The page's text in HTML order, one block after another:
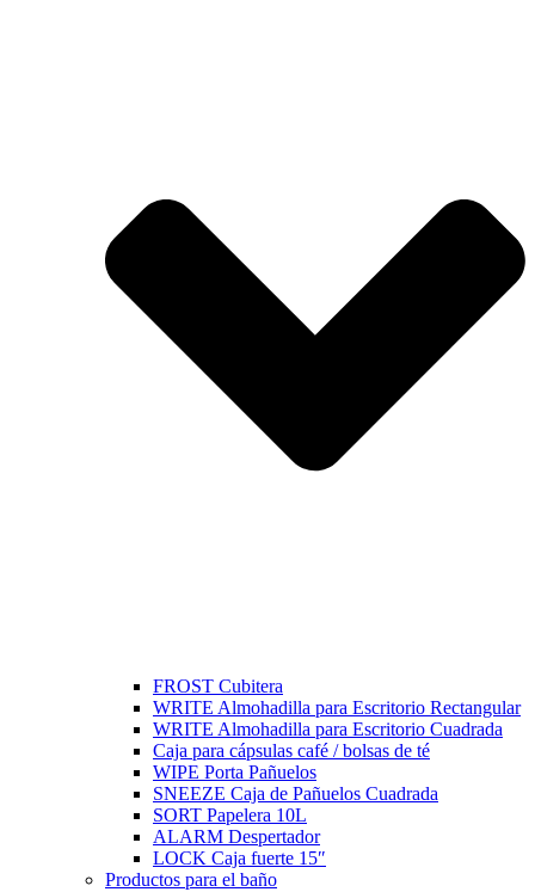
FROST Cubitera
WRITE Almohadilla para Escritorio Rectangular
WRITE Almohadilla para Escritorio Cuadrada
Caja para cápsulas café / bolsas de té
WIPE Porta Pañuelos
SNEEZE Caja de Pañuelos Cuadrada
SORT Papelera 10L
ALARM Despertador
LOCK Caja fuerte 15″
Productos para el baño